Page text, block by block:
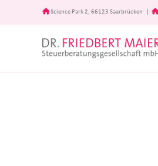
Science Park 2, 66123 Saarbrücken